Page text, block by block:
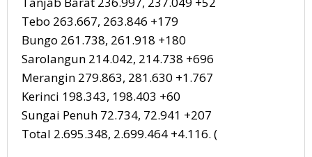
Tebo 263.667, 263.846 +179
Bungo 261.738, 261.918 +180
Sarolangun 214.042, 214.738 +696
Merangin 279.863, 281.630 +1.767
Kerinci 198.343, 198.403 +60
Sungai Penuh 72.734, 72.941 +207
Total 2.695.348, 2.699.464 +4.116. (